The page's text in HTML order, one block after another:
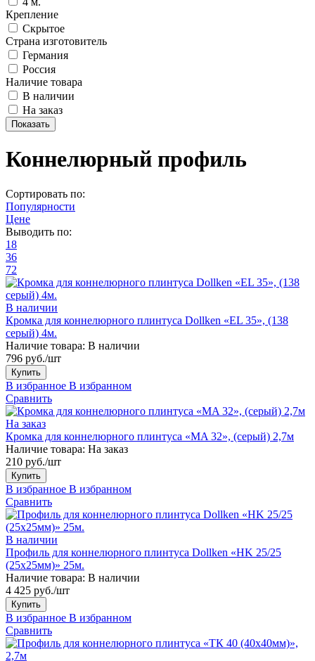
Крепление
Скрытое
Страна изготовитель
Германия
Россия
Наличие товара
В наличии
На заказ
Коннелюрный профиль
Сортировать по:
Популярности
Цене
Выводить по:
18
36
72
В наличии
Кромка для коннелюрного плинтуса Dollken «EL 35», (138
серый) 4м.
Наличие товара: В наличии
796 руб./шт
Купить
В избранное В избранном
Сравнить
На заказ
Кромка для коннелюрного плинтуса «МA 32», (серый) 2,7м
Наличие товара: На заказ
210 руб./шт
Купить
В избранное В избранном
Сравнить
В наличии
Профиль для коннелюрного плинтуса Dollken «HK 25/25
(25х25мм)» 25м.
Наличие товара: В наличии
4 425 руб./шт
Купить
В избранное В избранном
Сравнить